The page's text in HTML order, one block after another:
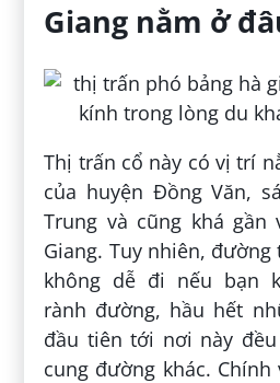
Giang nằm ở
Thị trấn cổ này có vị trí
của huyện Đồng Văn,
Trung và cũng khá gần
Giang. Tuy nhiên, đường
không dễ đi nếu bạn
rành đường, hầu hết
đầu tiên tới nơi này
cung đường khác.